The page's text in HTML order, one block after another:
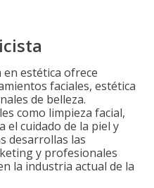
estética ofrece
faciales, estética
de belleza.
como limpieza facial,
cuidado de la piel y
desarrollas las
y profesionales
la industria actual de la